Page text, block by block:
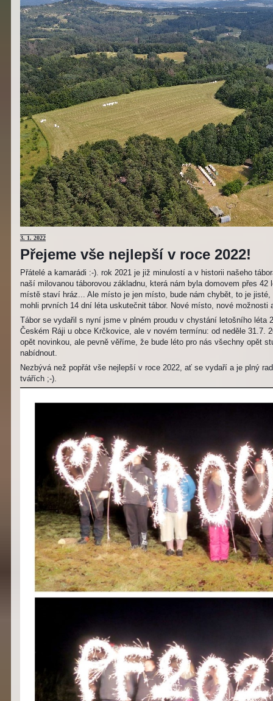
3. 1. 2022
Přejeme vše nejlepší v roce 2022!
Přátelé a kamarádi :-). rok 2021 je již minulostí a v historii našeho
naší milovanou táborovou základnu, která nám byla domovem přes
místě staví hráz... Ale místo je jen místo, bude nám chybět, to je
mohli prvních 14 dní léta uskutečnit tábor. Nové místo, nové
Tábor se vydařil s nyní jsme v plném proudu v chystání letošního léta
Českém Ráji u obce Krčkovice, ale v novém termínu: od neděle 31.7.
opět novinkou, ale pevně věříme, že bude léto pro nás všechny opět
nabídnout.
Nezbývá než popřát vše nejlepší v roce 2022, ať se vydaří a je plný
tvářích ;-).